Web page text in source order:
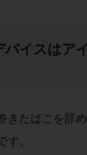
イスはア
きたばこを辞
す。